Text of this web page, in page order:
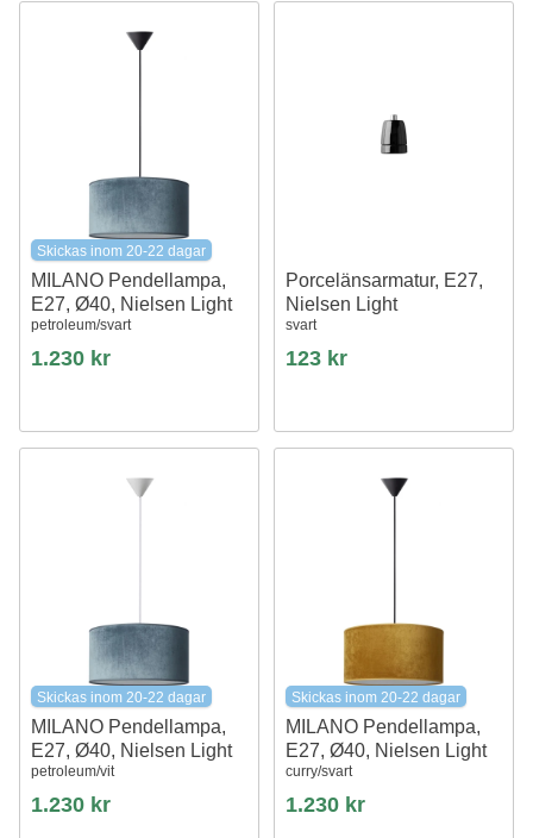
Skickas inom 20-22 dagar
MILANO Pendellampa,
E27, Ø40, Nielsen Light
petroleum/svart
1.230 kr
Porcelänsarmatur, E27,
Nielsen Light
svart
123 kr
Skickas inom 20-22 dagar
MILANO Pendellampa,
E27, Ø40, Nielsen Light
petroleum/vit
1.230 kr
Skickas inom 20-22 dagar
MILANO Pendellampa,
E27, Ø40, Nielsen Light
curry/svart
1.230 kr